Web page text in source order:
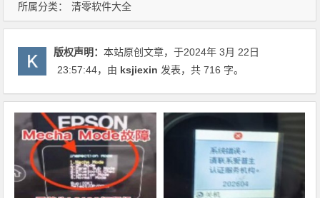
所属分类： 清零软件大全
版权声明：本站原创文章，于2024年 3月 22日
23:57:44，由 ksjiexin 发表，共 716 字。